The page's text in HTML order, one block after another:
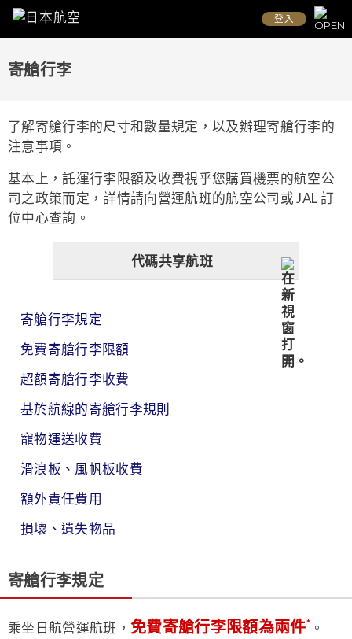
登入
寄艙行李
了解寄艙行李的尺寸和數量規定，以及辦理寄艙行李的
注意事項。
基本上，託運行李限額及收費視乎您購買機票的航空公
司之政策而定，詳情請向營運航班的航空公司或 JAL 訂
位中心查詢。
代碼共享航班
寄艙行李規定
免費寄艙行李限額
超額寄艙行李收費
基於航線的寄艙行李規則
寵物運送收費
滑浪板、風帆板收費
額外責任費用
損壞、遺失物品
寄艙行李規定
乘坐日航營運航班，免費寄艙行李限額為兩件* 。